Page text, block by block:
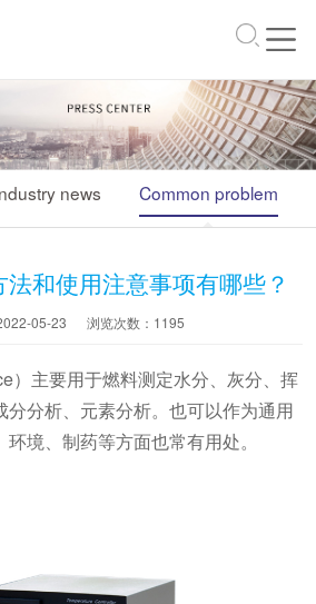
news Common problem
和使用注意事项有哪些？
05-23 浏览次数： 1195
）主要用于燃料测定水分、灰分、挥
分分析、元素分析。也可以作为通用
境、制药等方面也常有用处。